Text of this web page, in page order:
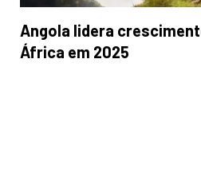
Angola lidera
África em 2025